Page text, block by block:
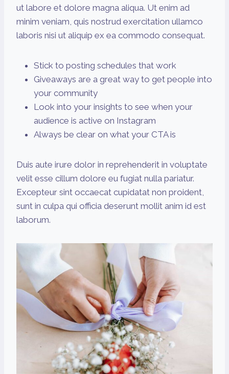
ut labore et dolore magna aliqua. Ut enim ad
minim veniam, quis nostrud exercitation ullamco
laboris nisi ut aliquip ex ea commodo consequat.
Stick to posting schedules that work
Giveaways are a great way to get people into
your community
Look into your insights to see when your
audience is active on Instagram
Always be clear on what your CTA is
Duis aute irure dolor in reprehenderit in voluptate
velit esse cillum dolore eu fugiat nulla pariatur.
Excepteur sint occaecat cupidatat non proident,
sunt in culpa qui officia deserunt mollit anim id est
laborum.